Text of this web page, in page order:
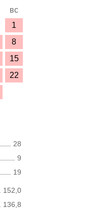
вс
1
8
15
22
28
9
19
152,0
136,8